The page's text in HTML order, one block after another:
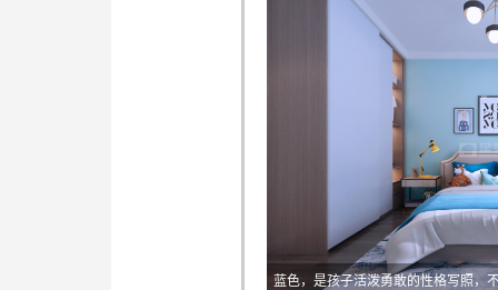
蓝色，是孩子活泼勇敢的性格写照，